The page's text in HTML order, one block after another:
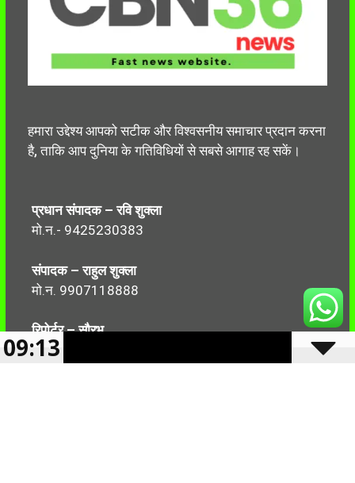
हमारा उद्देश्य आपको सटीक और विश्वसनीय समाचार प्रदान करना
है, ताकि आप दुनिया के गतिविधियों से सबसे आगाह रह सकें।
प्रधान संपादक – रवि शुक्ला
मो.न.- 9425230383
संपादक – राहुल शुक्ला
मो.न. 9907118888
रिपोर्टर – सौरभ
मो.न.-7499999906
09:13